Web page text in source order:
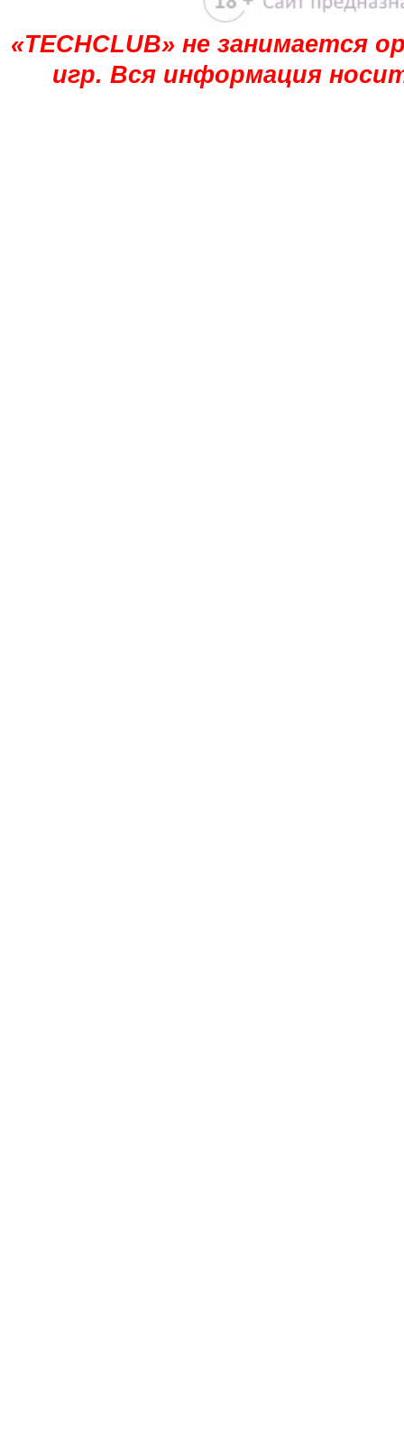
«TECHCLUB» не занимается
игр. Вся информация